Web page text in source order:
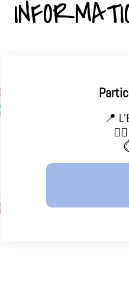
📍